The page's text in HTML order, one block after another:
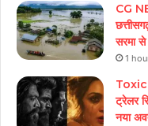
CG
सरमा से
1
Toxic
ट्रेलर
नया